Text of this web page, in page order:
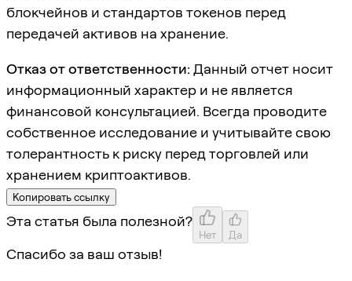
блокчейнов и стандартов токенов перед
передачей активов на хранение.
Отказ от ответственности: Данный отчет носит
информационный характер и не является
финансовой консультацией. Всегда проводите
собственное исследование и учитывайте свою
толерантность к риску перед торговлей или
хранением криптоактивов.
Копировать ссылку
Эта статья была полезной?
Нет Да
Спасибо за ваш отзыв!